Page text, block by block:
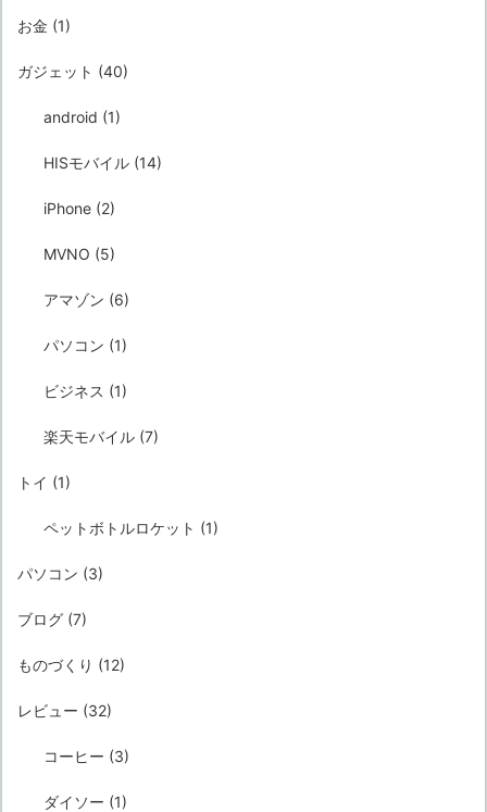
お金 (1)
ガジェット (40)
android (1)
HISモバイル (14)
iPhone (2)
MVNO (5)
アマゾン (6)
パソコン (1)
ビジネス (1)
楽天モバイル (7)
トイ (1)
ペットボトルロケット (1)
パソコン (3)
ブログ (7)
ものづくり (12)
レビュー (32)
コーヒー (3)
ダイソー (1)